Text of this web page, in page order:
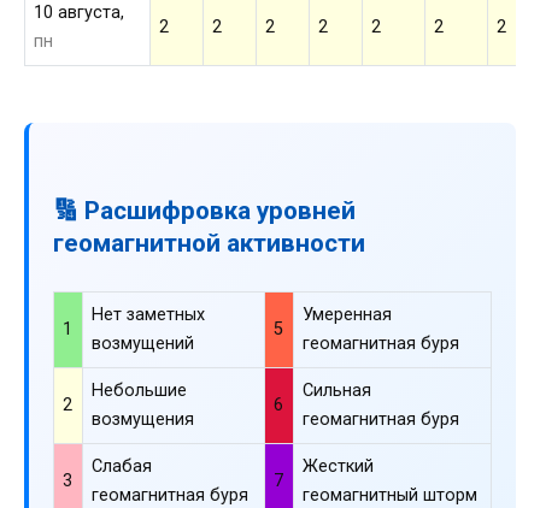
10 августа,
пн
2 2 2 2 2 2 2
🔢 Расшифровка уровней
геомагнитной активности
1
Нет заметных
возмущений
5
Умеренная
геомагнитная буря
2
Небольшие
возмущения
6
Сильная
геомагнитная буря
3
Слабая
геомагнитная буря
7
Жесткий
геомагнитный шторм